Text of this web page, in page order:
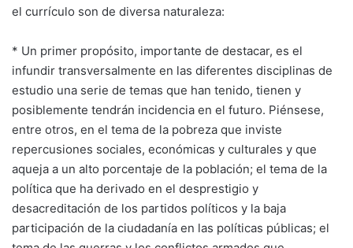
el currículo son de diversa naturaleza:
* Un primer propósito, importante de destacar, es el
infundir transversalmente en las diferentes disciplinas de
estudio una serie de temas que han tenido, tienen y
posiblemente tendrán incidencia en el futuro. Piénsese,
entre otros, en el tema de la pobreza que inviste
repercusiones sociales, económicas y culturales y que
aqueja a un alto porcentaje de la población; el tema de la
política que ha derivado en el desprestigio y
desacreditación de los partidos políticos y la baja
participación de la ciudadanía en las políticas públicas; el